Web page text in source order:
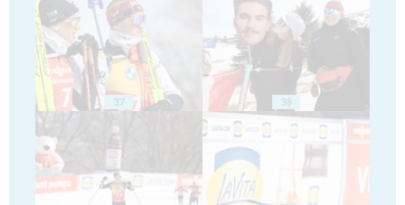
37 38